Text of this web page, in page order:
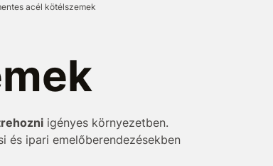
acél kötélszemek
igényes környezetben.
és ipari emelőberendezésekben